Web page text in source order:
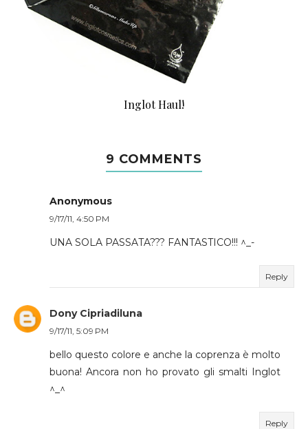
Inglot Haul!
9 COMMENTS
Anonymous
9/17/11, 4:50 PM
UNA SOLA PASSATA??? FANTASTICO!!! ^_-
Reply
Dony Cipriadiluna
9/17/11, 5:09 PM
bello questo colore e anche la coprenza è molto
buona! Ancora non ho provato gli smalti Inglot
^_^
Reply